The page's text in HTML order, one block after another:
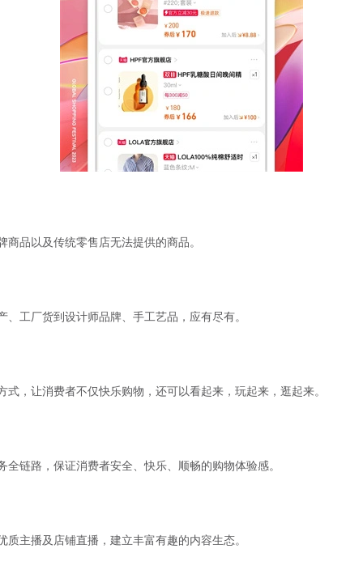
品以及传统零售店无法提供的商品。
工厂货到设计师品牌、手工艺品，应有尽有。
，让消费者不仅快乐购物，还可以看起来，玩起来，逛起来。
链路，保证消费者安全、快乐、顺畅的购物体验感。
主播及店铺直播，建立丰富有趣的内容生态。